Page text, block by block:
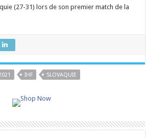
(27-31) lors de son premier match de la
IHF SLOVAQUIE